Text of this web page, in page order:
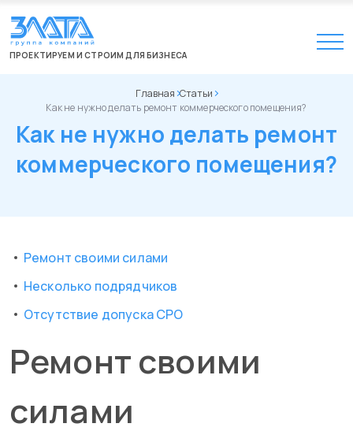
ПРОЕКТИРУЕМ И СТРОИМ ДЛЯ БИЗНЕСА
Главная Статьи
Как не нужно делать ремонт коммерческого помещения?
Как не нужно делать ремонт
коммерческого помещения?
Ремонт своими силами
Несколько подрядчиков
Отсутствие допуска СРО
Ремонт своими
силами